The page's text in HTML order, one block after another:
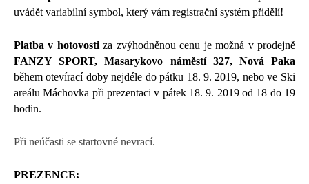
uvádět variabilní symbol, který vám registrační systém přidělí!
Platba v hotovostiza zvýhodněnou cenu je možná v prodejně
FANZY SPORT, Masarykovo náměstí 327, Nová Paka
během otevírací doby nejdéle do pátku 18. 9. 2019, nebo ve Ski
areálu Máchovka při prezentaci v pátek 18. 9. 2019 od 18 do 19
hodin.
Při neúčasti se startovné nevrací.
PREZENCE: